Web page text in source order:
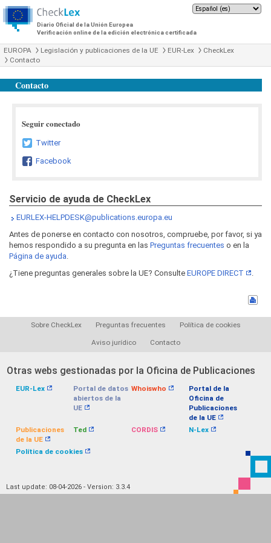
Diario Oficial de la Unión Europea
Verificación online de la edición electrónica certificada
EUROPA Legislación y publicaciones de la UE EUR-Lex
CheckLex
Contacto
Contacto
Seguir conectado
Twitter
Facebook
Servicio de ayuda de CheckLex
EURLEX-HELPDESK@publications.europa.eu
Antes de ponerse en contacto con nosotros, compruebe, por favor, si ya
hemos respondido a su pregunta en las Preguntas frecuentes o en la
Página de ayuda.
¿Tiene preguntas generales sobre la UE? Consulte EUROPE DIRECT .
Sobre CheckLex Preguntas frecuentes Política de cookies
Aviso jurídico Contacto
Otras webs gestionadas por la Oficina de Publicaciones
EUR-Lex
Portal de datos
abiertos de la
UE
Whoiswho
Portal de la
Oficina de
Publicaciones
de la UE
Publicaciones
de la UE
Ted CORDIS N-Lex
Política de cookies
Last update: 08-04-2026 - Version: 3.3.4